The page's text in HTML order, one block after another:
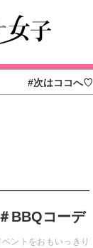
#次はココへ♡
BBQコーデ
ントをおもいっきり